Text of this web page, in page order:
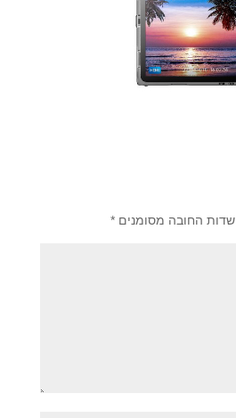
שדות החובה מסומנים *